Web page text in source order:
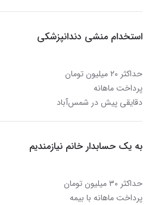
استخدام منشی دندانپزشکی
حداکثر ۲۰ میلیون تومان
پرداخت ماهانه
دقایقی پیش در شمس‌آباد
به یک حسابدار خانم نیازمندیم
حداکثر ۳۰ میلیون تومان
پرداخت ماهانه با بیمه